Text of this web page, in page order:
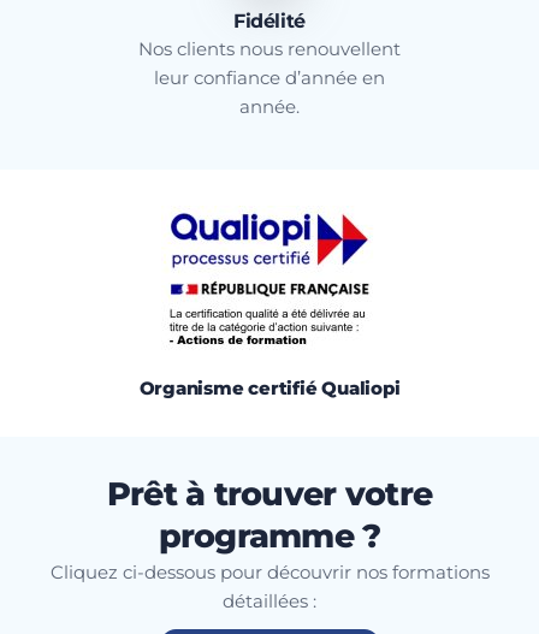
Fidélité
Nos clients nous renouvellent
leur confiance d’année en
année.
Organisme certifié Qualiopi
Prêt à trouver votre
programme ?
Cliquez ci-dessous pour découvrir nos formations
détaillées :